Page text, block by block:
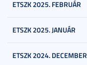
ETSZK 2025. FEBRUÁR
ETSZK 2025. JANUÁR
ETSZK 2024. DECEMBER